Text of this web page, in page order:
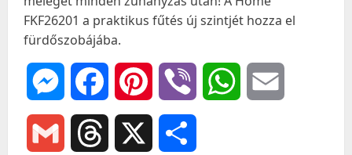
FKF26201 a praktikus fűtés új szintjét hozza el
fürdőszobájába.
MessengerFacebookPinterest Viber WhatsApp
Gmail Threads